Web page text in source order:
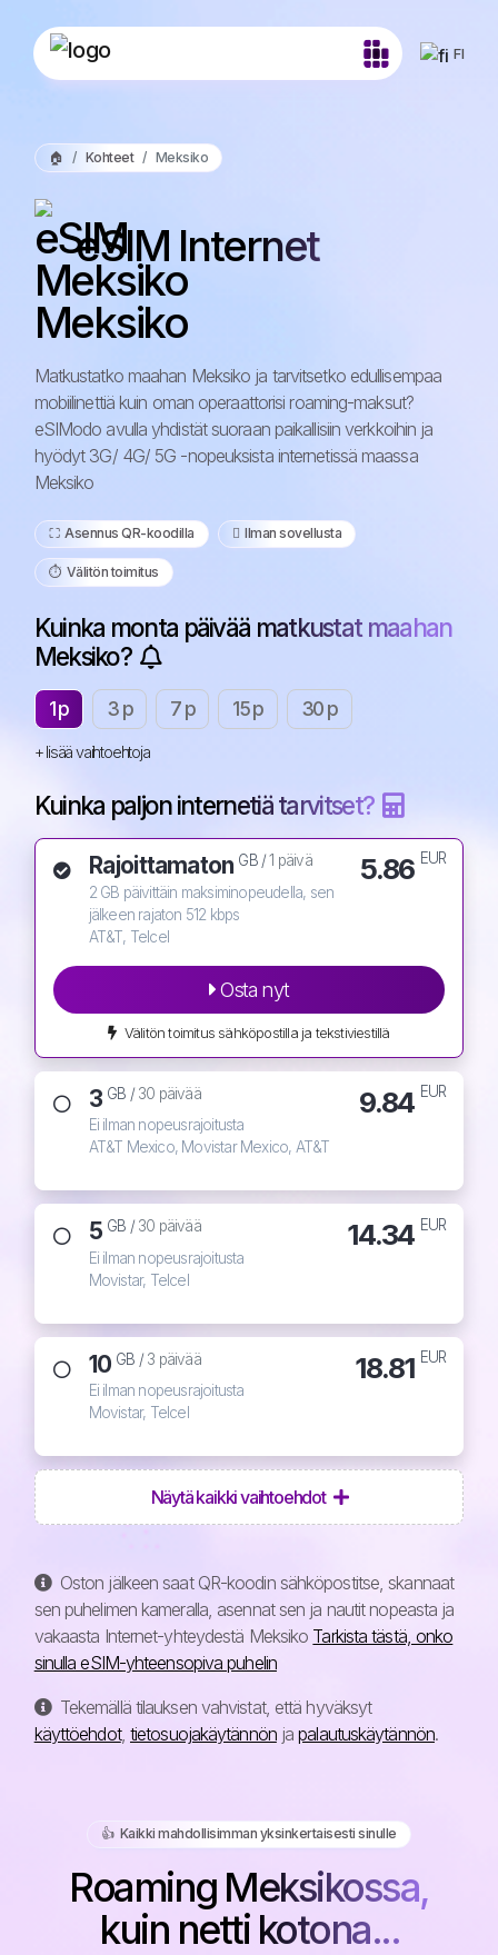
FI
🏠 Kohteet Meksiko
eSIM Internet
Meksiko
Matkustatko maahan Meksiko ja tarvitsetko edullisempaa
mobiilinettiä kuin oman operaattorisi roaming-maksut?
eSIModo avulla yhdistät suoraan paikallisiin verkkoihin ja
hyödyt 3G/ 4G/ 5G -nopeuksista internetissä maassa
Meksiko
⛶️️ Asennus QR-koodilla ️ Ilman sovellusta
⏱️️ Välitön toimitus
Kuinka monta päivää matkustat maahan
Meksiko?
1 p 3 p 7 p 15 p 30 p
+ lisää vaihtoehtoja
Kuinka paljon internetiä tarvitset?
Rajoittamaton GB /1 päivä
2 GB päivittäin maksiminopeudella, sen
jälkeen rajaton 512 kbps
AT&T, Telcel
5.86 EUR
Osta nyt
Välitön toimitus sähköpostilla ja tekstiviestillä
3 GB /30 päivää
Ei ilman nopeusrajoitusta
AT&T Mexico, Movistar Mexico, AT&T
9.84 EUR
5 GB /30 päivää
Ei ilman nopeusrajoitusta
Movistar, Telcel
14.34 EUR
10 GB /3 päivää
Ei ilman nopeusrajoitusta
Movistar, Telcel
18.81 EUR
Näytä kaikki vaihtoehdot
Oston jälkeen saat QR-koodin sähköpostitse, skannaat
sen puhelimen kameralla, asennat sen ja nautit nopeasta ja
vakaasta Internet-yhteydestä Meksiko Tarkista tästä, onko
sinulla eSIM-yhteensopiva puhelin
Tekemällä tilauksen vahvistat, että hyväksyt
käyttöehdot, tietosuojakäytännönjapalautuskäytännön.
👍️ Kaikki mahdollisimman yksinkertaisesti sinulle
Roaming Meksikossa,
kuin netti kotona...